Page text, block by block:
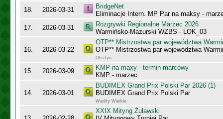
18.
2026-03-31
BridgeNet
Eliminacje Intern. MP Par na maksy -
17.
2026-03-31
Rozgrywki Regionalne Marzec 2026
Warmińsko-Mazurski WZBS - LOK_03
16. 2026-03-22
OTP** Mistrzostwa par województwa
OTP** Mistrzostwa par województwa
Olsztyn
15. 2026-03-09
KMP na maxy - termin marcowy
KMP - marzec
14. 2026-03-01
BUDIMEX Grand Prix Polski Par 2026 (1)
BUDIMEX Grand Prix Polski Par
Warlity Wielkie
XXIX Mityng Żuławski